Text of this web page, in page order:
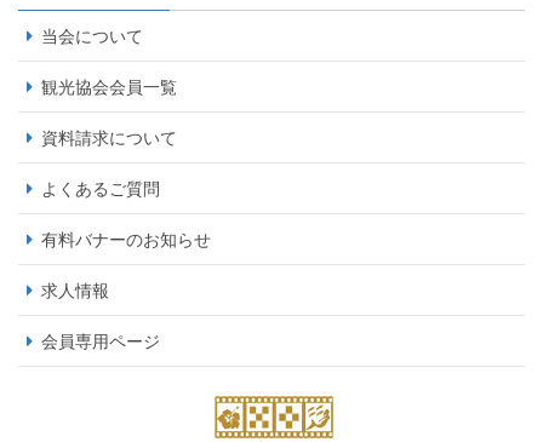
当会について
観光協会会員一覧
資料請求について
よくあるご質問
有料バナーのお知らせ
求人情報
会員専用ページ